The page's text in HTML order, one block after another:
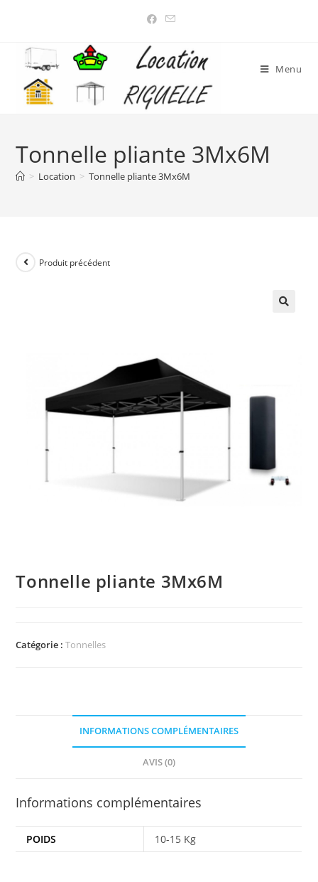
Menu
Tonnelle pliante 3Mx6M
> Location > Tonnelle pliante 3Mx6M
Produit précédent
Tonnelle pliante 3Mx6M
Catégorie :Tonnelles
INFORMATIONS COMPLÉMENTAIRES
AVIS (0)
Informations complémentaires
POIDS 10-15 Kg